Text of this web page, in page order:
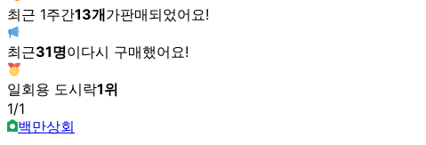
최근 1주간13개가판매되었어요!
최근31명이다시 구매했어요!
일회용 도시락1위
1/1
백만상회